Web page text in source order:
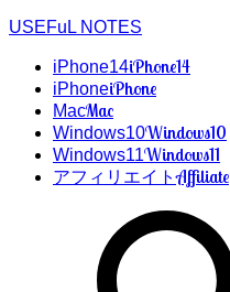
USEFuL NOTES
iPhone14iPhone14
iPhoneiPhone
MacMac
Windows10Windows10
Windows11Windows11
アフィリエイトAffiliate